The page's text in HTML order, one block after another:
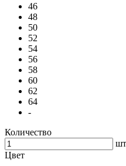
46
48
50
52
54
56
58
60
62
64
-
Количество
шт
Цвет